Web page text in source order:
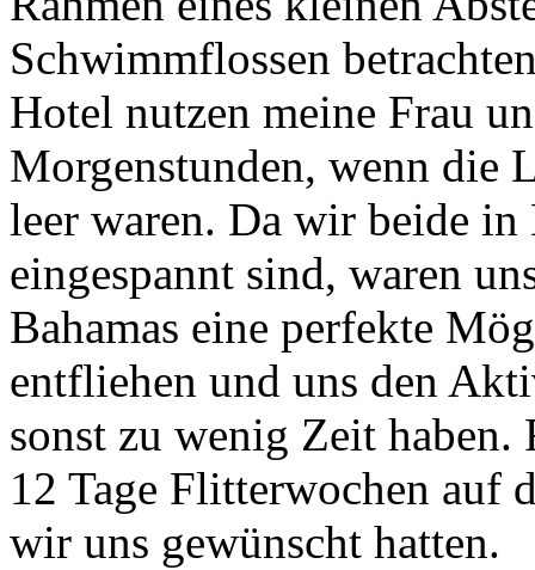
Schwimmflossen
Hotel nutzen meine Frau
Morgenstunden, wenn die
leer waren. Da wir beide
eingespannt sind, waren
Bahamas eine perfekte
entfliehen und uns den
sonst zu wenig Zeit
12 Tage Flitterwochen auf
wir uns gewünscht hatten.